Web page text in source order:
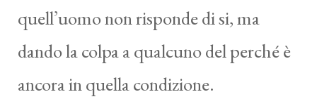
quell’uomo non risponde di si, ma
dando la colpa a qualcuno del perché è
ancora in quella condizione.